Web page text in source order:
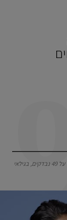
* בדיקת שימוש שנערכה תחת פיקוח דרמטולוגי ואופתלמולוגי על 49 נבדקים, בגילאי